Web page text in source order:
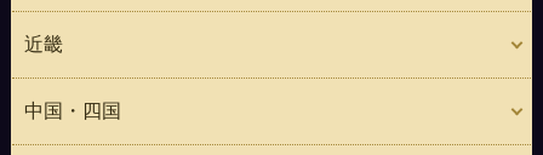
近畿
中国・四国